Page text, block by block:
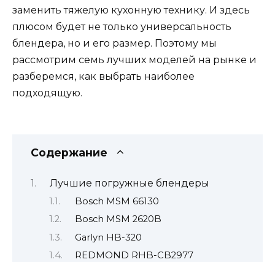
заменить тяжелую кухонную технику. И здесь
плюсом будет не только универсальность
блендера, но и его размер. Поэтому мы
рассмотрим семь лучших моделей на рынке и
разберемся, как выбрать наиболее
подходящую.
Содержание
Лучшие погружные блендеры
Bosch MSM 66130
Bosch MSM 2620B
Garlyn HB-320
REDMOND RHB-CB2977